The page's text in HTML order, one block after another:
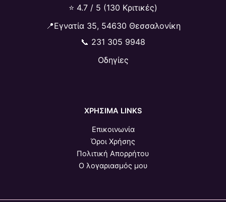
⭐ 4.7 / 5 (130 Κριτικές)
📍Εγνατία 35, 54630 Θεσσαλονίκη
📞 231 305 9948
Οδηγίες
ΧΡΗΣΙΜΑ LINKS
Επικοινωνία
Όροι Χρήσης
Πολιτική Απορρήτου
Ο λογαριασμός μου